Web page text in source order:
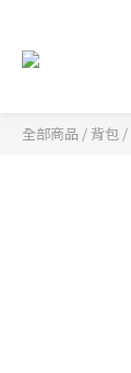
全部商品 / 背包 /